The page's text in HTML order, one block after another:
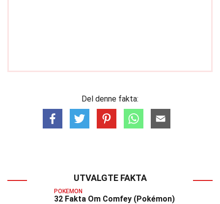
Del denne fakta:
UTVALGTE FAKTA
POKEMON
32 Fakta Om Comfey (Pokémon)